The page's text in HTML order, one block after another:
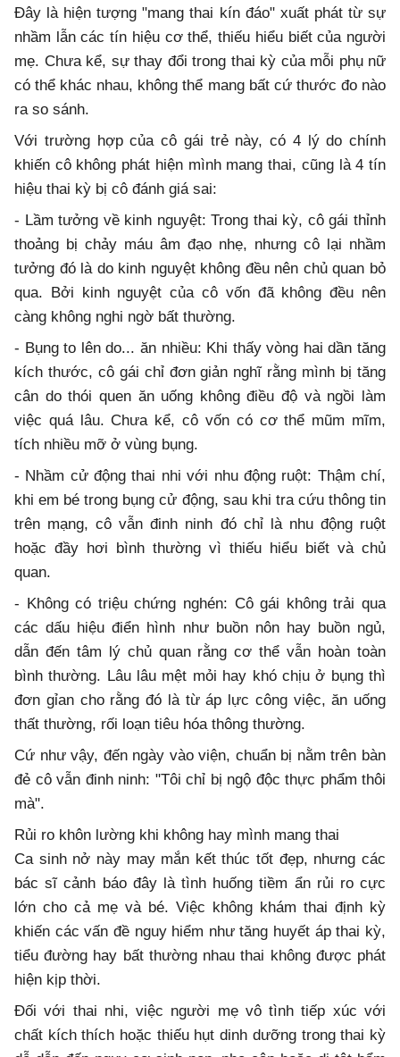
Đây là hiện tượng "mang thai kín đáo" xuất phát từ sự
nhầm lẫn các tín hiệu cơ thể, thiếu hiểu biết của người
mẹ. Chưa kể, sự thay đổi trong thai kỳ của mỗi phụ nữ
có thể khác nhau, không thể mang bất cứ thước đo nào
ra so sánh.
Với trường hợp của cô gái trẻ này, có 4 lý do chính
khiến cô không phát hiện mình mang thai, cũng là 4 tín
hiệu thai kỳ bị cô đánh giá sai:
- Lầm tưởng về kinh nguyệt: Trong thai kỳ, cô gái thỉnh
thoảng bị chảy máu âm đạo nhẹ, nhưng cô lại nhầm
tưởng đó là do kinh nguyệt không đều nên chủ quan bỏ
qua. Bởi kinh nguyệt của cô vốn đã không đều nên
càng không nghi ngờ bất thường.
- Bụng to lên do... ăn nhiều: Khi thấy vòng hai dần tăng
kích thước, cô gái chỉ đơn giản nghĩ rằng mình bị tăng
cân do thói quen ăn uống không điều độ và ngồi làm
việc quá lâu. Chưa kể, cô vốn có cơ thể mũm mĩm,
tích nhiều mỡ ở vùng bụng.
- Nhầm cử động thai nhi với nhu động ruột: Thậm chí,
khi em bé trong bụng cử động, sau khi tra cứu thông tin
trên mạng, cô vẫn đinh ninh đó chỉ là nhu động ruột
hoặc đầy hơi bình thường vì thiếu hiểu biết và chủ
quan.
- Không có triệu chứng nghén: Cô gái không trải qua
các dấu hiệu điển hình như buồn nôn hay buồn ngủ,
dẫn đến tâm lý chủ quan rằng cơ thể vẫn hoàn toàn
bình thường. Lâu lâu mệt mỏi hay khó chịu ở bụng thì
đơn gỉan cho rằng đó là từ áp lực công việc, ăn uống
thất thường, rối loạn tiêu hóa thông thường.
Cứ như vậy, đến ngày vào viện, chuẩn bị nằm trên bàn
đẻ cô vẫn đinh ninh: "Tôi chỉ bị ngộ độc thực phẩm thôi
mà".
Rủi ro khôn lường khi không hay mình mang thai
Ca sinh nở này may mắn kết thúc tốt đẹp, nhưng các
bác sĩ cảnh báo đây là tình huống tiềm ẩn rủi ro cực
lớn cho cả mẹ và bé. Việc không khám thai định kỳ
khiến các vấn đề nguy hiểm như tăng huyết áp thai kỳ,
tiểu đường hay bất thường nhau thai không được phát
hiện kịp thời.
Đối với thai nhi, việc người mẹ vô tình tiếp xúc với
chất kích thích hoặc thiếu hụt dinh dưỡng trong thai kỳ